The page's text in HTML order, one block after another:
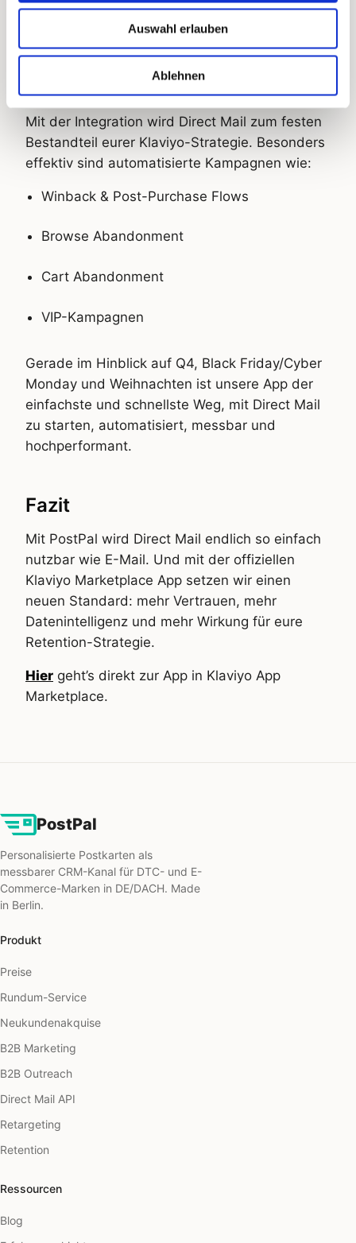
Auswahl erlauben
Ablehnen
kein umständliches Handling über
verschiedene Tools mehr.
Typische Use Cases
Mit der Integration wird Direct Mail zum festen
Bestandteil eurer Klaviyo-Strategie. Besonders
effektiv sind automatisierte Kampagnen wie:
Winback & Post-Purchase Flows
Browse Abandonment
Cart Abandonment
VIP-Kampagnen
Gerade im Hinblick auf Q4, Black Friday/Cyber
Monday und Weihnachten ist unsere App der
einfachste und schnellste Weg, mit Direct Mail
zu starten, automatisiert, messbar und
hochperformant.
Fazit
Mit PostPal wird Direct Mail endlich so einfach
nutzbar wie E-Mail. Und mit der offiziellen
Klaviyo Marketplace App setzen wir einen
neuen Standard: mehr Vertrauen, mehr
Datenintelligenz und mehr Wirkung für eure
Retention-Strategie.
Hier geht’s direkt zur App in Klaviyo App
Marketplace.
PostPal
Personalisierte Postkarten als
messbarer CRM-Kanal für DTC- und E-
Commerce-Marken in DE/DACH. Made
in Berlin.
Produkt
Preise
Rundum-Service
Neukundenakquise
B2B Marketing
B2B Outreach
Direct Mail API
Retargeting
Retention
Ressourcen
Blog